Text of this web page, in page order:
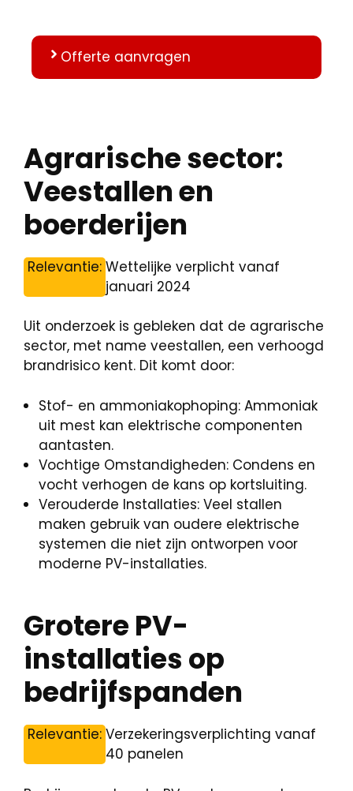
Offerte aanvragen
Agrarische sector:
Veestallen en
boerderijen
Relevantie: Wettelijke verplicht vanaf
januari 2024
Uit onderzoek is gebleken dat de agrarische
sector, met name veestallen, een verhoogd
brandrisico kent. Dit komt door:
Stof- en ammoniakophoping: Ammoniak
uit mest kan elektrische componenten
aantasten.
Vochtige Omstandigheden: Condens en
vocht verhogen de kans op kortsluiting.
Verouderde Installaties: Veel stallen
maken gebruik van oudere elektrische
systemen die niet zijn ontworpen voor
moderne PV-installaties.
Grotere PV-
installaties op
bedrijfspanden
Relevantie: Verzekeringsverplichting vanaf
40 panelen